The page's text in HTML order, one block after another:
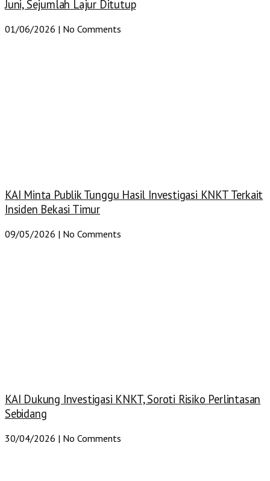
Juni, Sejumlah Lajur Ditutup
01/06/2026 No Comments
KAI Minta Publik Tunggu Hasil Investigasi KNKT Terkait
Insiden Bekasi Timur
09/05/2026 No Comments
KAI Dukung Investigasi KNKT, Soroti Risiko Perlintasan
Sebidang
30/04/2026 No Comments